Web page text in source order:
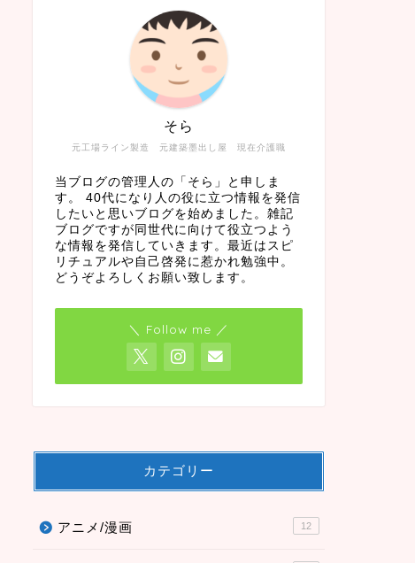
元工場ライン製造 元建築墨出し屋 現在介護職
そら
当ブログの管理人の「そら」と申しま
す。 40代になり人の役に立つ情報を発信
したいと思いブログを始めました。雑記
ブログですが同世代に向けて役立つよう
な情報を発信していきます。最近はスピ
リチュアルや自己啓発に惹かれ勉強中。
どうぞよろしくお願い致します。
＼ Follow me ／
カテゴリー
アニメ/漫画 12